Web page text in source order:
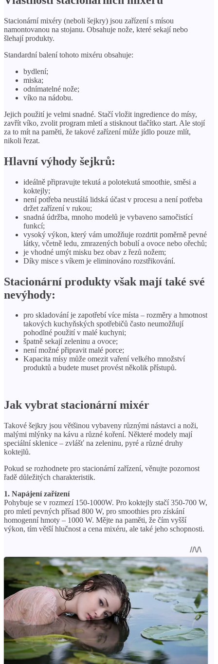
Stacionární mixéry (neboli šejkry) jsou zařízení s mísou
namontovanou na stojanu. Obsahuje nože, které sekají nebo
šlehají produkty.
Standardní balení tohoto mixéru obsahuje:
bydlení;
miska;
odnímatelné nože;
víko na nádobu.
Jejich použití je velmi snadné. Stačí vložit ingredience do mísy,
zavřít víko, zvolit program mletí a stisknout tlačítko start. Ale stojí
za to mít na paměti, že takové zařízení může jídlo pouze mlít,
nikoli řezat.
Hlavní výhody šejkrů:
ideálně připravujte tekutá a polotekutá smoothie, směsi a
koktejly;
není potřeba neustálá lidská účast v procesu a není potřeba
držet zařízení v rukou;
snadná údržba, mnoho modelů je vybaveno samočistící
funkcí;
vysoký výkon, který vám umožňuje rozdrtit poměrně pevné
látky, včetně ledu, zmrazených bobulí a ovoce nebo ořechů;
je vhodné umýt misku bez obav z řezů nožem;
Díky misce s víkem je eliminováno rozstřikování.
Stacionární produkty však mají také své
nevýhody:
pro skladování je zapotřebí více místa – rozměry a hmotnost
takových kuchyňských spotřebičů často neumožňují
pohodlné použití v malé kuchyni;
špatně sekají zeleninu a ovoce;
není možné připravit malé porce;
Kapacita mísy může omezit vaření velkého množství
produktů a budete muset provést několik přístupů.
Jak vybrat stacionární mixér
Takové šejkry jsou většinou vybaveny různými nástavci a noži,
malými mlýnky na kávu a různé koření. Některé modely mají
speciální sklenice – zvlášť na zeleninu, pyré a různé druhy
koktejlů.
Pokud se rozhodnete pro stacionární zařízení, věnujte pozornost
řadě důležitých charakteristik.
1. Napájení zařízení
Pohybuje se v rozmezí 150-1000W. Pro koktejly stačí 350-700 W,
pro mletí pevných přísad 800 W, pro smoothies pro získání
homogenní hmoty – 1000 W. Mějte na paměti, že čím vyšší
výkon, tím větší hlučnost a cena mixéru, ale také jeho schopnosti.